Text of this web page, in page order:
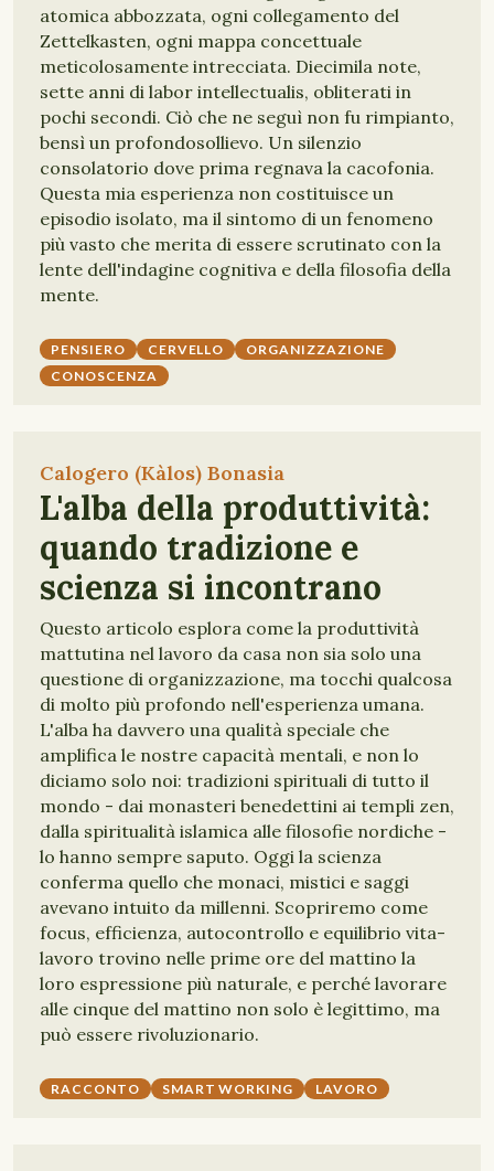
atomica abbozzata, ogni collegamento del
Zettelkasten, ogni mappa concettuale
meticolosamente intrecciata. Diecimila note,
sette anni di labor intellectualis, obliterati in
pochi secondi. Ciò che ne seguì non fu rimpianto,
bensì un profondosollievo. Un silenzio
consolatorio dove prima regnava la cacofonia.
Questa mia esperienza non costituisce un
episodio isolato, ma il sintomo di un fenomeno
più vasto che merita di essere scrutinato con la
lente dell'indagine cognitiva e della filosofia della
mente.
PENSIERO CERVELLO
ORGANIZZAZIONE
CONOSCENZA
Calogero (Kàlos) Bonasia
L'alba della produttività:
quando tradizione e
scienza si incontrano
Questo articolo esplora come la produttività
mattutina nel lavoro da casa non sia solo una
questione di organizzazione, ma tocchi qualcosa
di molto più profondo nell'esperienza umana.
L'alba ha davvero una qualità speciale che
amplifica le nostre capacità mentali, e non lo
diciamo solo noi: tradizioni spirituali di tutto il
mondo - dai monasteri benedettini ai templi zen,
dalla spiritualità islamica alle filosofie nordiche -
lo hanno sempre saputo. Oggi la scienza
conferma quello che monaci, mistici e saggi
avevano intuito da millenni. Scopriremo come
focus, efficienza, autocontrollo e equilibrio vita-
lavoro trovino nelle prime ore del mattino la
loro espressione più naturale, e perché lavorare
alle cinque del mattino non solo è legittimo, ma
può essere rivoluzionario.
RACCONTO SMART WORKING LAVORO